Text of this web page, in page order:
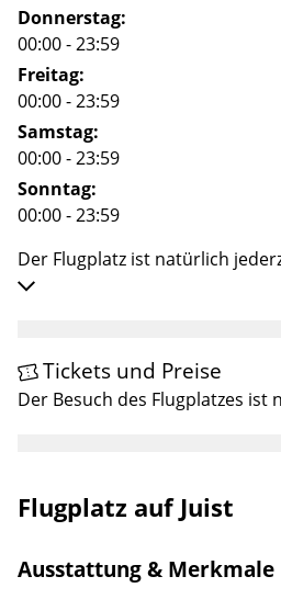
Flugplatz auf Juist
Ausstattung & Merkmale
Donnerstag:
00:00 - 23:59
Freitag:
00:00 - 23:59
Samstag:
00:00 - 23:59
Sonntag:
00:00 - 23:59
Der Flugplatz ist natürlich
Tickets und Preise
Der Besuch des Flugplatzes ist